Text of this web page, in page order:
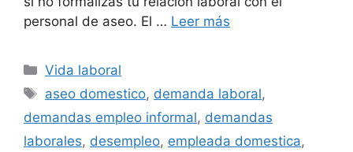
personal de aseo. El … Leer más
Categorías
Vida laboral
Etiquetas
aseo domestico, demanda laboral,
demandas empleo informal, demandas
laborales, desempleo, empleada domestica,